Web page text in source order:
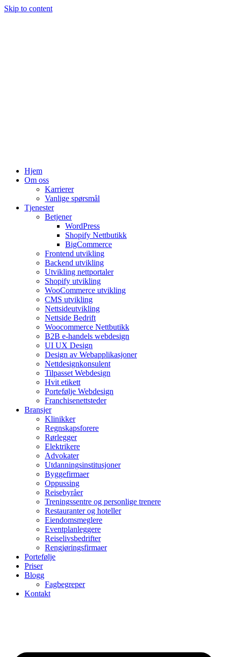
Skip to content
Hjem
Om oss
Karrierer
Vanlige spørsmål
Tjenester
Betjener
WordPress
Shopify Nettbutikk
BigCommerce
Frontend utvikling
Backend utvikling
Utvikling nettportaler
Shopify utvikling
WooCommerce utvikling
CMS utvikling
Nettsideutvikling
Nettside Bedrift
Woocommerce Nettbutikk
B2B e-handels webdesign
UI UX Design
Design av Webapplikasjoner
Nettdesignkonsulent
Tilpasset Webdesign
Hvit etikett
Portefølje Webdesign
Franchisenettsteder
Bransjer
Klinikker
Regnskapsforere
Rørlegger
Elektrikere
Advokater
Utdanningsinstitusjoner
Byggefirmaer
Oppussing
Reisebyråer
Treningssentre og personlige trenere
Restauranter og hoteller
Eiendomsmeglere
Eventplanleggere
Reiselivsbedrifter
Rengjøringsfirmaer
Portefølje
Priser
Blogg
Fagbegreper
Kontakt